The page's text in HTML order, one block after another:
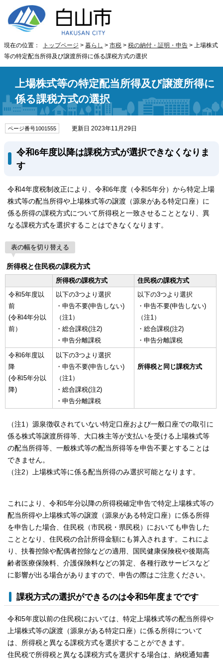
現在の位置： トップページ > 暮らし > 市税 > 税の納付・証明・申告 > 上場株式
等の特定配当所得及び譲渡所得に係る課税方式の選択
上場株式等の特定配当所得及び譲渡所得に
係る課税方式の選択
ページ番号1001555 更新日 2023年11月29日
令和6年度以降は課税方式が選択できなくなりま
す
令和4年度税制改正により、令和6年度（令和5年分）から特定上場
株式等の配当所得や上場株式等の譲渡（源泉がある特定口座）に
係る所得の課税方式について所得税と一致させることとなり、異
なる課税方式を選択することはできなくなります。
表の幅を切り替える
所得税と住民税の課税方式
所得税の課税方式
住民税の課税方式
令和5年度以
前
(令和4年分以
前）
以下の3つより選択
・申告不要(申告しない)
（注1）
・総合課税(注2)
・申告分離課税
以下の3つより選択
・申告不要(申告しない)
（注1）
・総合課税(注2)
・申告分離課税
令和6年度以
降
(令和5年分以
降)
以下の3つより選択
・申告不要(申告しない)
（注1）
・総合課税(注2)
・申告分離課税
所得税と同じ課税方式
（注1）源泉徴収されていない特定口座および一般口座での取引に
係る株式等譲渡所得等、大口株主等が支払いを受ける上場株式等
の配当所得等、一般株式等の配当所得等を申告不要とすることは
できません。
（注2）上場株式等に係る配当所得のみ選択可能となります。
これにより、令和5年分以降の所得税確定申告で特定上場株式等の
配当所得や上場株式等の譲渡（源泉がある特定口座）に係る所得
を申告した場合、住民税（市民税・県民税）においても申告した
こととなり、住民税の合計所得金額にも算入されます。これによ
り、扶養控除や配偶者控除などの適用、国民健康保険税や後期高
齢者医療保険料、介護保険料などの算定、各種行政サービスなど
に影響が出る場合がありますので、申告の際はご注意ください。
課税方式の選択ができるのは令和5年度までです
令和5年度以前の住民税においては、特定上場株式等の配当所得や
上場株式等の譲渡（源泉がある特定口座）に係る所得について
は、所得税と異なる課税方式を選択することができます。
住民税で所得税と異なる課税方式を選択する場合は、納税通知書